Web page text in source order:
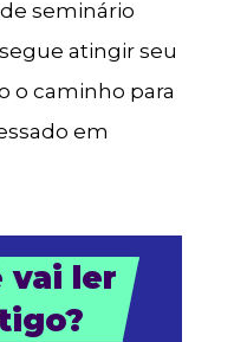
seminário
atingir seu
o caminho para
em
vai ler